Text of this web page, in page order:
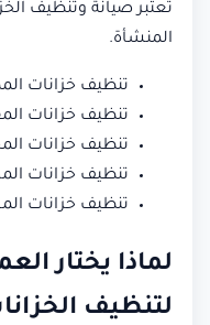
تعتبر صيانة وتنظيف
المنشأة.
تنظيف خزانات
تنظيف خزانات
تنظيف خزانات
تنظيف خزانات
تنظيف خزانات
لماذا يختار
لتنظيف